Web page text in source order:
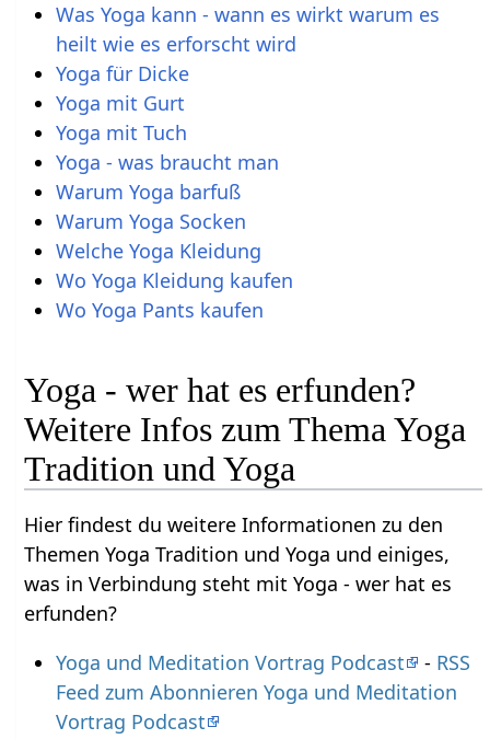
Was Yoga kann - wann es wirkt warum es
heilt wie es erforscht wird
Yoga für Dicke
Yoga mit Gurt
Yoga mit Tuch
Yoga - was braucht man
Warum Yoga barfuß
Warum Yoga Socken
Welche Yoga Kleidung
Wo Yoga Kleidung kaufen
Wo Yoga Pants kaufen
Yoga - wer hat es erfunden?
Weitere Infos zum Thema Yoga
Tradition und Yoga
Hier findest du weitere Informationen zu den
Themen Yoga Tradition und Yoga und einiges,
was in Verbindung steht mit Yoga - wer hat es
erfunden?
Yoga und Meditation Vortrag Podcast
- RSS
Feed zum Abonnieren Yoga und Meditation
Vortrag Podcast